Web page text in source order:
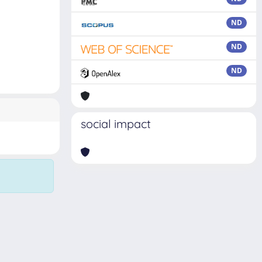
ND
ND
ND
social impact